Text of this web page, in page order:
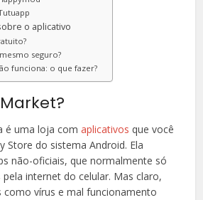
o aplicativo
seguro?
funciona: o que fazer?
é uma loja comaplicativos que você
Store do sistema Android. Ela
não-oficiais, que normalmente só
internet do celular. Mas claro,
como vírus e mal funcionamento